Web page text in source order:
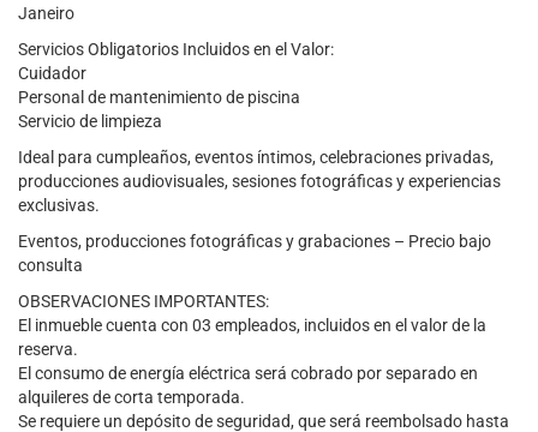
Janeiro
Servicios Obligatorios Incluidos en el Valor:
Cuidador
Personal de mantenimiento de piscina
Servicio de limpieza
Ideal para cumpleaños, eventos íntimos, celebraciones privadas,
producciones audiovisuales, sesiones fotográficas y experiencias
exclusivas.
Eventos, producciones fotográficas y grabaciones – Precio bajo
consulta
OBSERVACIONES IMPORTANTES:
El inmueble cuenta con 03 empleados, incluidos en el valor de la
reserva.
El consumo de energía eléctrica será cobrado por separado en
alquileres de corta temporada.
Se requiere un depósito de seguridad, que será reembolsado hasta